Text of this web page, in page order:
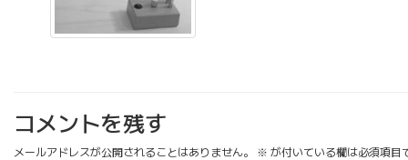
コメントを残す
メールアドレスが公開されることはありません。 ※ が付いている欄は必須項目